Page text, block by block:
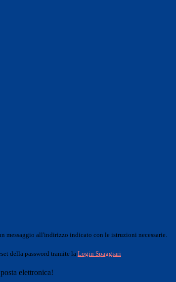
messaggio all'indirizzo indicato con le istruzioni necessarie.
della password tramite la Login Spaggiari
elettronica!